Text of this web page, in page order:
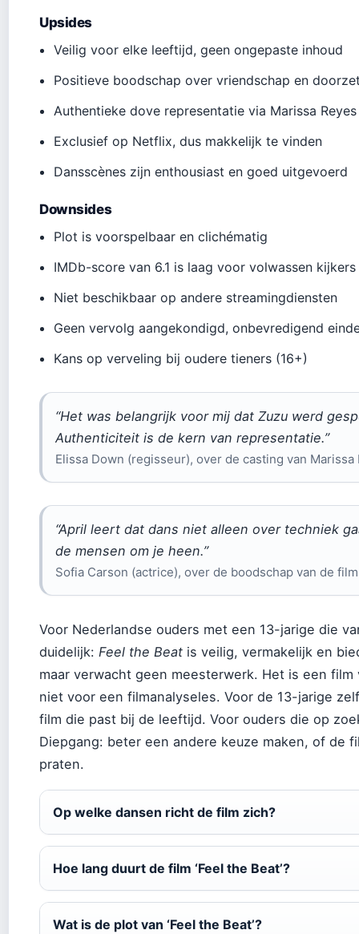
Upsides
Veilig voor elke leeftijd, geen ongepaste inhoud
Positieve boodschap over vriendschap en
Authentieke dove representatie via Marissa Reyes
Exclusief op Netflix, dus makkelijk te vinden
Dansscènes zijn enthousiast en goed uitgevoerd
Downsides
Plot is voorspelbaar en clichématig
IMDb-score van 6.1 is laag voor volwassen kijkers
Niet beschikbaar op andere streamingdiensten
Geen vervolg aangekondigd, onbevredigend
Kans op verveling bij oudere tieners (16+)
“Het was belangrijk voor mij dat Zuzu werd
Authenticiteit is de kern van representatie.”
Elissa Down (regisseur), over de casting van Marissa
“April leert dat dans niet alleen over techniek
de mensen om je heen.”
Sofia Carson (actrice), over de boodschap van de film
Voor Nederlandse ouders met een 13-jarige die
duidelijk: Feel the Beat is veilig, vermakelijk en
maar verwacht geen meesterwerk. Het is een
niet voor een filmanalyseles. Voor de 13-jarige
film die past bij de leeftijd. Voor ouders die op
Diepgang: beter een andere keuze maken, of de
praten.
Op welke dansen richt de film zich?
Hoe lang duurt de film ‘Feel the Beat’?
Wat is de plot van ‘Feel the Beat’?